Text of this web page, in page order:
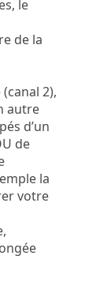
le
de la
2),
autre
d’un
de
la
votre